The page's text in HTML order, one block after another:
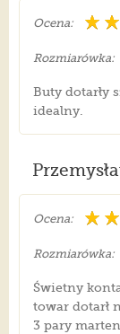
Ocena:
Rozmiarówka:
Buty dotarły
idealny.
Ocena:
Rozmiarówka:
Świetny
towar dotarł
3 pary